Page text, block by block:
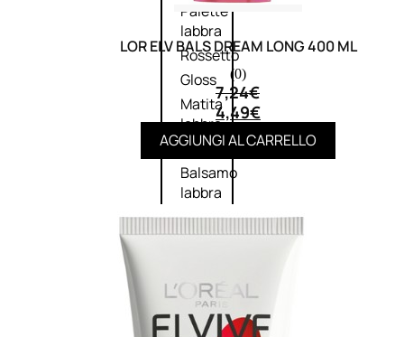
Palette
labbra
Rossetto
Gloss
Matita
labbra
Rimpolpante
Balsamo
labbra
BB e
CC
LOR ELV BALS DREAM LONG 400 ML
(0)
7,24€
4,49€
AGGIUNGI AL CARRELLO